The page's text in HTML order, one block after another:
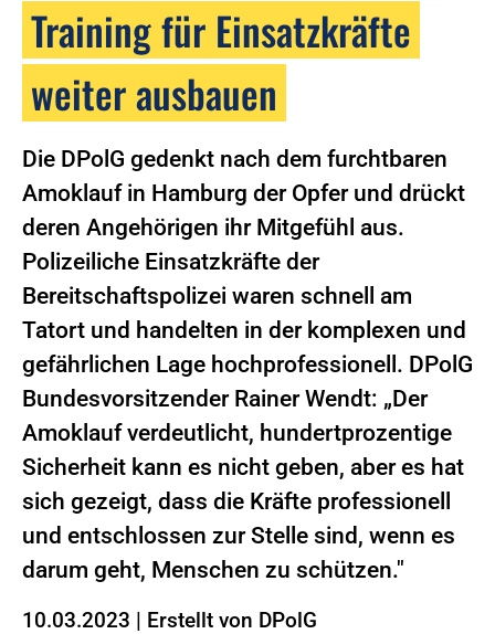
Training für Einsatzkräfte
weiter ausbauen
Die DPolG gedenkt nach dem furchtbaren
Amoklauf in Hamburg der Opfer und drückt
deren Angehörigen ihr Mitgefühl aus.
Polizeiliche Einsatzkräfte der
Bereitschaftspolizei waren schnell am
Tatort und handelten in der komplexen und
gefährlichen Lage hochprofessionell. DPolG
Bundesvorsitzender Rainer Wendt: „Der
Amoklauf verdeutlicht, hundertprozentige
Sicherheit kann es nicht geben, aber es hat
sich gezeigt, dass die Kräfte professionell
und entschlossen zur Stelle sind, wenn es
darum geht, Menschen zu schützen."
10.03.2023 | Erstellt von DPolG